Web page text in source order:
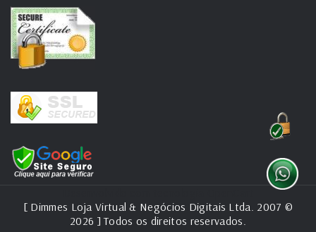
[ Dimmes Loja Virtual & Negócios Digitais Ltda. 2007 ©
2026 ] Todos os direitos reservados.